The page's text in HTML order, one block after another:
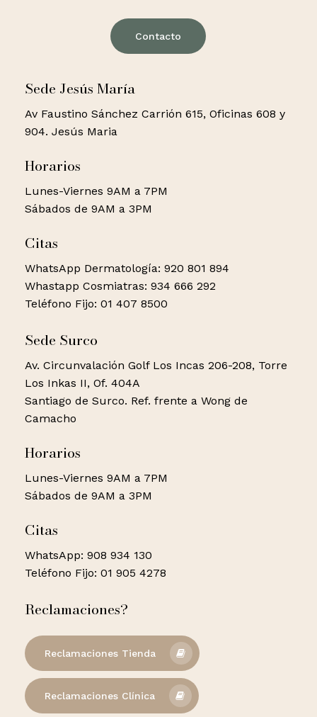
No hay productos en el
Contacto
Sede Jesús María
Av Faustino Sánchez Carrión 615, Oficinas 608 y
904. Jesús Maria
Horarios
Lunes-Viernes 9AM a 7PM
Sábados de 9AM a 3PM
Citas
WhatsApp Dermatología: 920 801 894
Whastapp Cosmiatras: 934 666 292
Teléfono Fijo: 01 407 8500
Sede Surco
Av. Circunvalación Golf Los Incas 206-208, Torre
Los Inkas II, Of. 404A
Santiago de Surco. Ref. frente a Wong de
Camacho
Horarios
Lunes-Viernes 9AM a 7PM
Sábados de 9AM a 3PM
Citas
WhatsApp: 908 934 130
Teléfono Fijo: 01 905 4278
Reclamaciones?
Reclamaciones Tienda
Reclamaciones Clínica